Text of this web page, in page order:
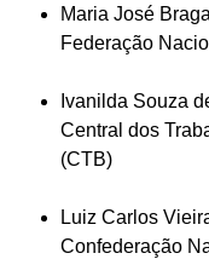
Maria José
Federação
Ivanilda Souza
Central dos
(CTB)
Luiz Carlos
Confederação